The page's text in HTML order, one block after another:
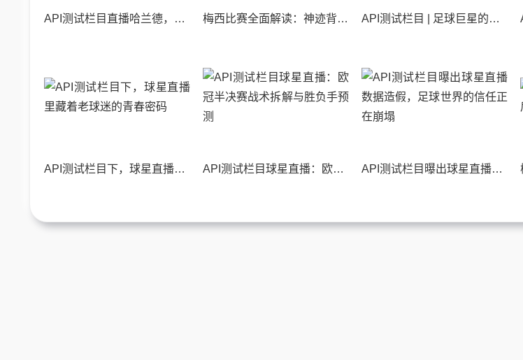
API测试栏目直播哈兰德，真金还是科技造星？ 梅西比赛全面解读：神迹背后，是战术妥协还是体系红利？ API测试栏目 | 足球巨星的战术数据革命：从跑动热图到决策模型
API测试栏目下，球星直播里藏着老球迷的青春密码 API测试栏目球星直播：欧冠半决赛战术拆解与胜负手预测 API测试栏目曝出球星直播数据造假，足球世界的信任正在崩塌